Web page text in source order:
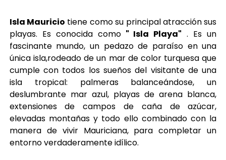
Isla Mauricio tiene como su principal atracción sus
playas. Es conocida como" Isla Playa" . Es un
fascinante mundo, un pedazo de paraíso en una
única isla,rodeado de un mar de color turquesa que
cumple con todos los sueños del visitante de una
isla tropical: palmeras balanceándose, un
deslumbrante mar azul, playas de arena blanca,
extensiones de campos de caña de azúcar,
elevadas montañas y todo ello combinado con la
manera de vivir Mauriciana, para completar un
entorno verdaderamente idílico.